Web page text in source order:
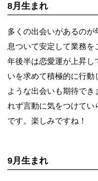
8月生まれ
多くの出会いがあるのが
息ついて安定して業務を
年後半は恋愛運が上昇し
いを求めて積極的に行動
ような出会いも期待でき
れず言動に気をつけてい
です。楽しみですね！
9月生まれ